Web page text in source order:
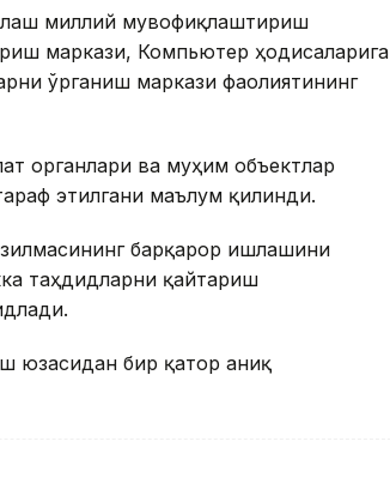
миллий мувофиқлаштириш
маркази, Компьютер ҳодисаларига
ўрганиш маркази фаолиятининг
органлари ва муҳим объектлар
этилгани маълум қилинди.
барқарор ишлашини
таҳдидларни қайтариш
юзасидан бир қатор аниқ